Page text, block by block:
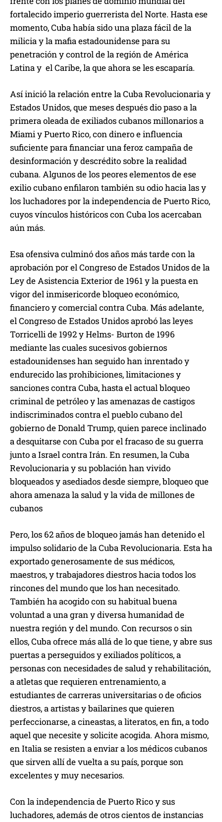
fortalecido imperio guerrerista del Norte. Hasta ese
momento, Cuba había sido una plaza fácil de la
milicia y la mafia estadounidense para su
penetración y control de la región de América
Latina y el Caribe, la que ahora se les escaparía.
Así inició la relación entre la Cuba Revolucionaria y
Estados Unidos, que meses después dio paso a la
primera oleada de exiliados cubanos millonarios a
Miami y Puerto Rico, con dinero e influencia
suficiente para financiar una feroz campaña de
desinformación y descrédito sobre la realidad
cubana. Algunos de los peores elementos de ese
exilio cubano enfilaron también su odio hacia las y
los luchadores por la independencia de Puerto Rico,
cuyos vínculos históricos con Cuba los acercaban
aún más.
Esa ofensiva culminó dos años más tarde con la
aprobación por el Congreso de Estados Unidos de la
Ley de Asistencia Exterior de 1961 y la puesta en
vigor del inmisericorde bloqueo económico,
financiero y comercial contra Cuba. Más adelante,
el Congreso de Estados Unidos aprobó las leyes
Torricelli de 1992 y Helms- Burton de 1996
mediante las cuales sucesivos gobiernos
estadounidenses han seguido han inrentado y
endurecido las prohibiciones, limitaciones y
sanciones contra Cuba, hasta el actual bloqueo
criminal de petróleo y las amenazas de castigos
indiscriminados contra el pueblo cubano del
gobierno de Donald Trump, quien parece inclinado
a desquitarse con Cuba por el fracaso de su guerra
junto a Israel contra Irán. En resumen, la Cuba
Revolucionaria y su población han vivido
bloqueados y asediados desde siempre, bloqueo que
ahora amenaza la salud y la vida de millones de
cubanos
Pero, los 62 años de bloqueo jamás han detenido el
impulso solidario de la Cuba Revolucionaria. Esta ha
exportado generosamente de sus médicos,
maestros, y trabajadores diestros hacia todos los
rincones del mundo que los han necesitado.
También ha acogido con su habitual buena
voluntad a una gran y diversa humanidad de
nuestra región y del mundo. Con recursos o sin
ellos, Cuba ofrece más allá de lo que tiene, y abre sus
puertas a perseguidos y exiliados políticos, a
personas con necesidades de salud y rehabilitación,
a atletas que requieren entrenamiento, a
estudiantes de carreras universitarias o de oficios
diestros, a artistas y bailarines que quieren
perfeccionarse, a cineastas, a literatos, en fin, a todo
aquel que necesite y solicite acogida. Ahora mismo,
en Italia se resisten a enviar a los médicos cubanos
que sirven allí de vuelta a su país, porque son
excelentes y muy necesarios.
Con la independencia de Puerto Rico y sus
luchadores, además de otros cientos de instancias